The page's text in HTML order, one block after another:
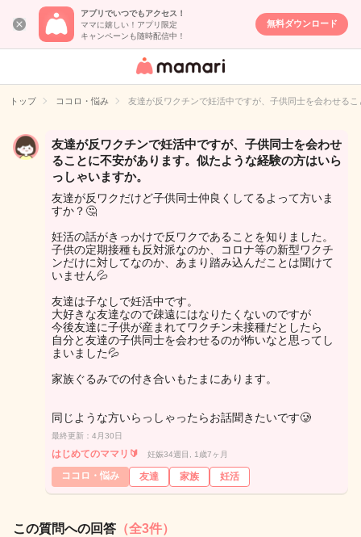
アプリでいつでもアクセス！
ママに嬉しい！アプリ限定
キャンペーンも随時配信中！
無料ダウンロード
女性専用匿名QA
イト
トップ ココロ・悩み 友達が反ワクチンで妊活中ですが、子供同士を会わせる
友達が反ワクチンで妊活中ですが、子供同士を会わせ
ることに不安があります。似たような経験の方はいら
っしゃいますか。
友達が反ワクだけど子供同士仲良くしてるよって方いま
すか？🤔
妊活の話がきっかけで反ワクであることを知りました。
子供の定期接種も反対派なのか、コロナ等の新型ワクチ
ンだけに対してなのか、あまり踏み込んだことは聞けて
いません💦
友達は子なしで妊活中です。
大好きな友達なので疎遠にはなりたくないのですが
今後友達に子供が産まれてワクチン未接種だとしたら
自分と友達の子供同士を会わせるのが怖いなと思ってし
まいました💦
家族ぐるみでの付き合いもたまにあります。
同じような方いらっしゃったらお話聞きたいです🥲
最終更新：4月30日
はじめてのママリ🔰 妊娠34週目, 1歳7ヶ月
ココロ・悩み 友達 家族 妊活
この質問への回答 （全3件）